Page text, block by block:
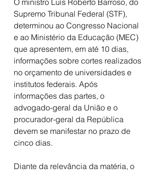
Supremo Tribunal Federal (STF),
determinou ao Congresso Nacional
e ao Ministério da Educação (MEC)
que apresentem, em até 10 dias,
informações sobre cortes realizados
no orçamento de universidades e
institutos federais. Após
informações das partes, o
advogado-geral da União e o
procurador-geral da República
devem se manifestar no prazo de
cinco dias.
Diante da relevância da matéria, o